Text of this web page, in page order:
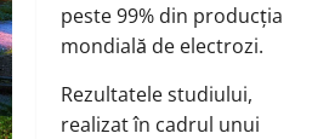
peste 99% din producția
mondială de electrozi.
Rezultatele studiului,
realizat în cadrul unui